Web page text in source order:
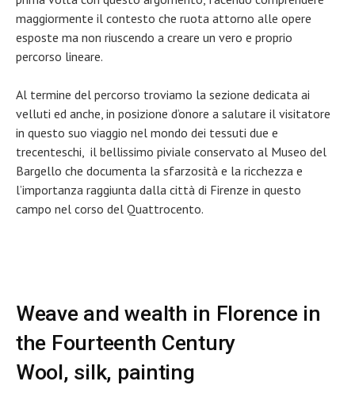
maggiormente il contesto che ruota attorno alle opere
esposte ma non riuscendo a creare un vero e proprio
percorso lineare.
Al termine del percorso troviamo la sezione dedicata ai
velluti ed anche, in posizione d’onore a salutare il visitatore
in questo suo viaggio nel mondo dei tessuti due e
trecenteschi, il bellissimo piviale conservato al Museo del
Bargello che documenta la sfarzosità e la ricchezza e
l’importanza raggiunta dalla città di Firenze in questo
campo nel corso del Quattrocento.
Weave and wealth in Florence in
the Fourteenth Century
Wool, silk, painting